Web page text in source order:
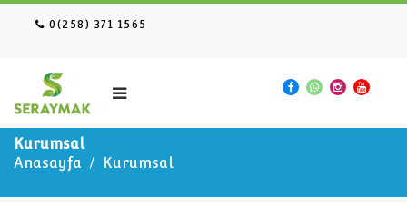
0(258) 371 1565
Kurumsal
Anasayfa
Kurumsal